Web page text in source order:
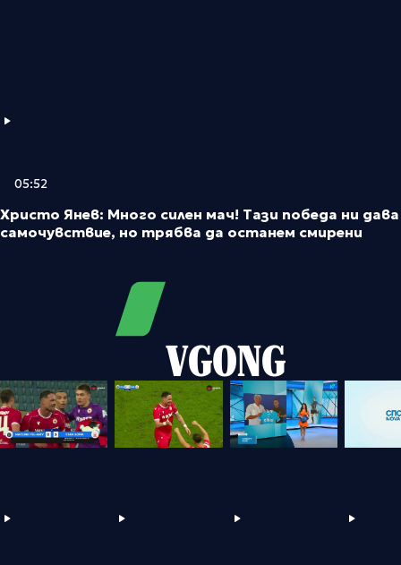
05:52
Христо Янев: Много силен мач! Тази победа ни дава
самочувствие, но трябва да останем смирени
VGONG